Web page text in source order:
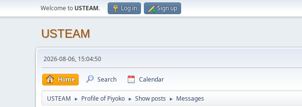
Welcome to USTEAM. Log in Sign up
USTEAM
2026-08-06, 15:04:50
Home Search Calendar
USTEAM ► Profile of Piyoko ► Show posts ► Messages